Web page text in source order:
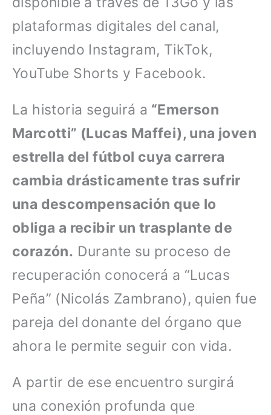
plataformas digitales del canal,
incluyendo Instagram, TikTok,
YouTube Shorts y Facebook.
La historia seguirá a “Emerson
Marcotti” (Lucas Maffei), una joven
estrella del fútbol cuya carrera
cambia drásticamente tras sufrir
una descompensación que lo
obliga a recibir un trasplante de
corazón. Durante su proceso de
recuperación conocerá a “Lucas
Peña” (Nicolás Zambrano), quien fue
pareja del donante del órgano que
ahora le permite seguir con vida.
A partir de ese encuentro surgirá
una conexión profunda que